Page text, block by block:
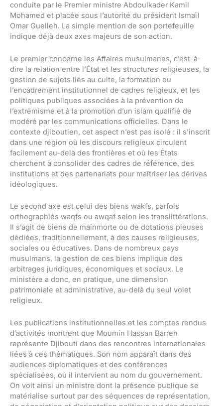
conduite par le Premier ministre Abdoulkader Kamil
Mohamed et placée sous l’autorité du président Ismaïl
Omar Guelleh. La simple mention de son portefeuille
indique déjà deux axes majeurs de son action.
Le premier concerne les Affaires musulmanes, c’est-à-
dire la relation entre l’État et les structures religieuses, la
gestion de sujets liés au culte, la formation ou
l’encadrement institutionnel de cadres religieux, et les
politiques publiques associées à la prévention de
l’extrémisme et à la promotion d’un islam qualifié de
modéré par les communications officielles. Dans le
contexte djiboutien, cet aspect n’est pas isolé : il s’inscrit
dans une région où les discours religieux circulent
facilement au-delà des frontières et où les États
cherchent à consolider des cadres de référence, des
institutions et des partenariats pour maîtriser les dérives
idéologiques.
Le second axe est celui des biens wakfs, parfois
orthographiés waqfs ou awqaf selon les translittérations.
Il s’agit de biens de mainmorte ou de dotations pieuses
dédiées, traditionnellement, à des causes religieuses,
sociales ou éducatives. Dans de nombreux pays
musulmans, la gestion de ces biens implique des
arbitrages juridiques, économiques et sociaux. Le
ministère a donc, en pratique, une dimension
patrimoniale et administrative, au-delà du seul volet
religieux.
Les publications institutionnelles et les comptes rendus
d’activités montrent que Moumin Hassan Barreh
représente Djibouti dans des rencontres internationales
liées à ces thématiques. Son nom apparaît dans des
audiences diplomatiques et des conférences
spécialisées, où il intervient au nom du gouvernement.
On voit ainsi un ministre dont la présence publique se
matérialise surtout par des séquences de représentation,